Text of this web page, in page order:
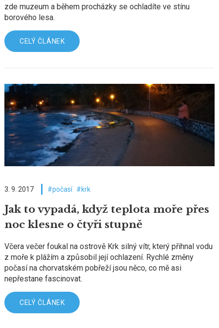
zde muzeum a během procházky se ochladíte ve stínu
borového lesa.
CELÝ ČLÁNEK
3. 9. 2017 počasí krk
Jak to vypadá, když teplota moře přes
noc klesne o čtyři stupně
Včera večer foukal na ostrově Krk silný vítr, který přihnal vodu
z moře k plážím a způsobil její ochlazení. Rychlé změny
počasí na chorvatském pobřeží jsou něco, co mě asi
nepřestane fascinovat.
CELÝ ČLÁNEK